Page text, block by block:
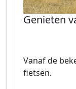
Genieten
Vanaf de
fietsen.